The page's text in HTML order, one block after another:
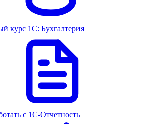
курс 1С: Бухгалтерия
с 1С‑Отчетность